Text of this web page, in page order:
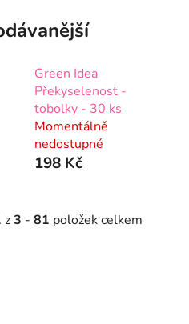
Green Idea
Překyselenost -
tobolky - 30 ks
Momentálně
nedostupné
198 Kč
z3 - 81 položek celkem